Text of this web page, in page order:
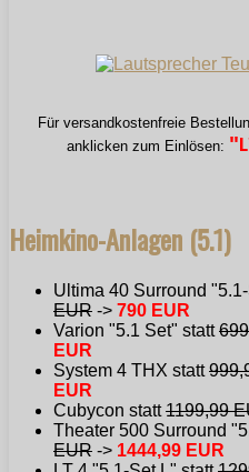
Für versandkostenfreie
anklicken zum Einlösen: "
Heimkino-Anlagen (5.1)
Ultima 40 Surround
EUR -> 790 EUR
Varion "5.1 Set" statt
EUR
System 4 THX statt
EUR
Cubycon statt1199,99
Theater 500 Surround
EUR -> 1444,99 EUR